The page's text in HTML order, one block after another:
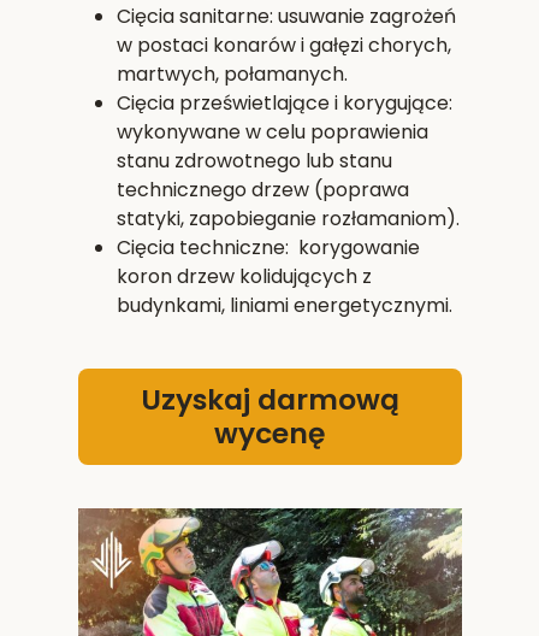
Cięcia sanitarne: usuwanie zagrożeń
w postaci konarów i gałęzi chorych,
martwych, połamanych.
Cięcia prześwietlające i korygujące:
wykonywane w celu poprawienia
stanu zdrowotnego lub stanu
technicznego drzew (poprawa
statyki, zapobieganie rozłamaniom).
Cięcia techniczne: korygowanie
koron drzew kolidujących z
budynkami, liniami energetycznymi.
Uzyskaj darmową
wycenę